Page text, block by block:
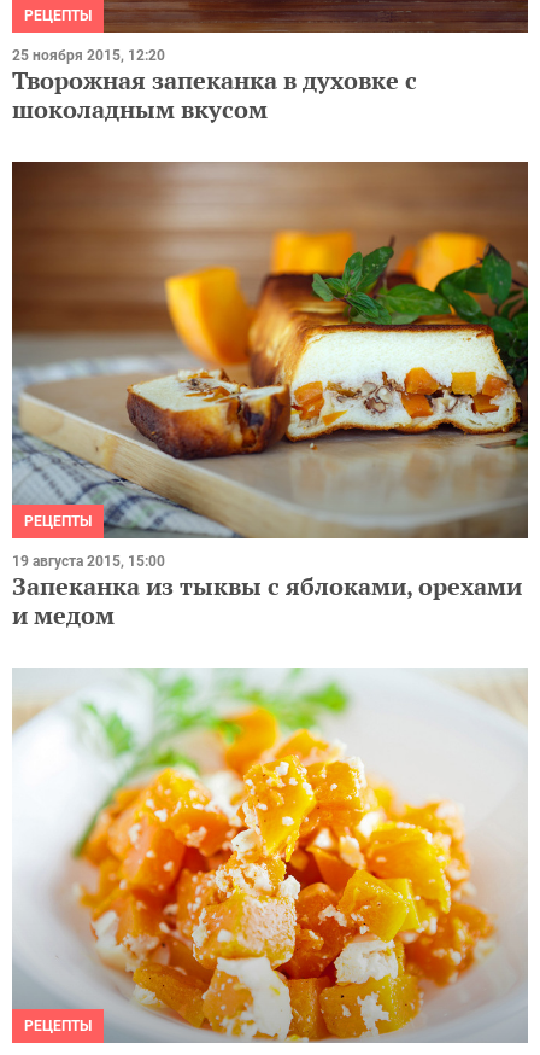
РЕЦЕПТЫ
25 ноября 2015, 12:20
Творожная запеканка в духовке с
шоколадным вкусом
РЕЦЕПТЫ
19 августа 2015, 15:00
Запеканка из тыквы с яблоками, орехами
и медом
РЕЦЕПТЫ